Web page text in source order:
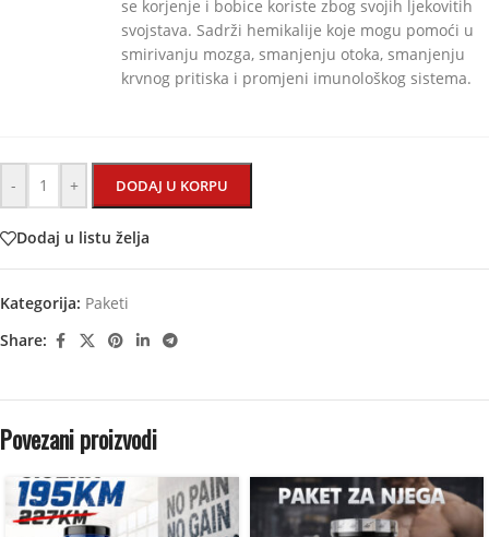
se korjenje i bobice koriste zbog svojih ljekovitih
svojstava. Sadrži hemikalije koje mogu pomoći u
smirivanju mozga, smanjenju otoka, smanjenju
krvnog pritiska i promjeni imunološkog sistema.
- + DODAJ U KORPU
Dodaj u listu želja
Kategorija: Paketi
Share:
Povezani proizvodi